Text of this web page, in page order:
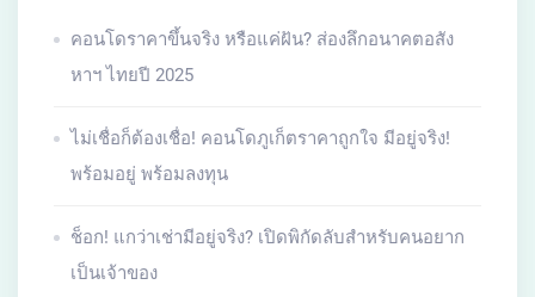
คอนโดราคาขึ้นจริง หรือแค่ฝัน? ส่องลึกอนาคตอสัง
หาฯ ไทยปี 2025
ไม่เชื่อก็ต้องเชื่อ! คอนโดภูเก็ตราคาถูกใจ มีอยู่จริง!
พร้อมอยู่ พร้อมลงทุน
ช็อก! แกว่าเช่ามีอยู่จริง? เปิดพิกัดลับสำหรับคนอยาก
เป็นเจ้าของ